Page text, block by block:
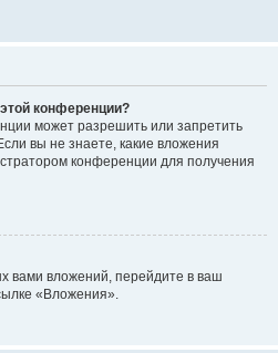
конференции?
может разрешить или запретить
вы не знаете, какие вложения
конференции для получения
вами вложений, перейдите в ваш
«Вложения».